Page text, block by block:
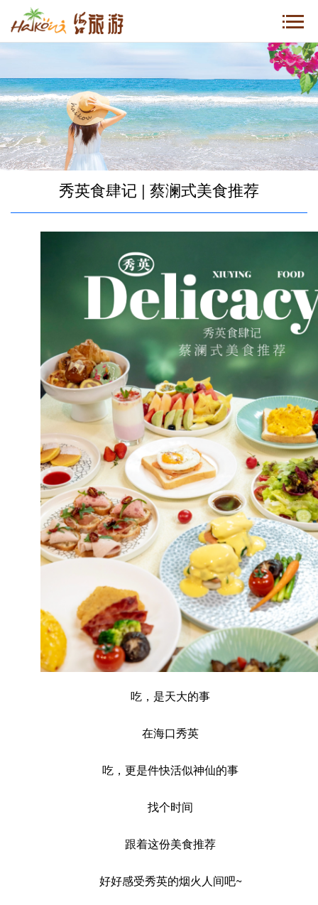
秀英食肆记 | 蔡澜式美食推荐
吃，是天大的事
在海口秀英
吃，更是件快活似神仙的事
找个时间
跟着这份美食推荐
好好感受秀英的烟火人间吧~